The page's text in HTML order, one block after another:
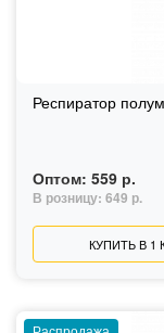
Респиратор
Оптом: 559 р.
В розницу: 649 р.
КУПИТЬ В 1